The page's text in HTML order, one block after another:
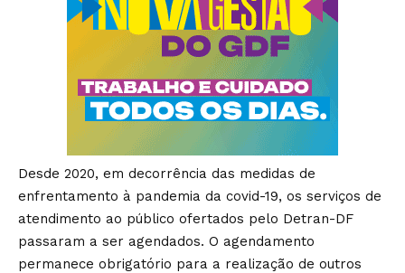
Desde 2020, em decorrência das medidas de
enfrentamento à pandemia da covid-19, os serviços de
atendimento ao público ofertados pelo Detran-DF
passaram a ser agendados. O agendamento
permanece obrigatório para a realização de outros